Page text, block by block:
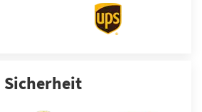
Sicherheit